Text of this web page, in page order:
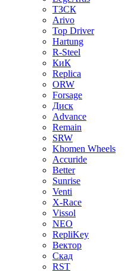
ТЗСК
Arivo
Top Driver
Hartung
R-Steel
КиК
Replica
ORW
Forsage
Диск
Advance
Remain
SRW
Khomen Wheels
Accuride
Better
Sunrise
Venti
X-Race
Vissol
NEO
RepliKey
Вектор
Скад
RST